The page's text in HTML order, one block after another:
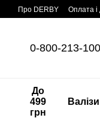
Перейти до основного
Про DERBY Оплата і
0-800-213-100
До
499
грн
Валізи